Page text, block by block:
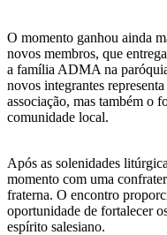
O momento ganhou ainda
novos membros, que
a família ADMA na
novos integrantes
associação, mas também o
comunidade local.
Após as solenidades
momento com uma
fraterna. O encontro
oportunidade de fortalecer
espírito salesiano.